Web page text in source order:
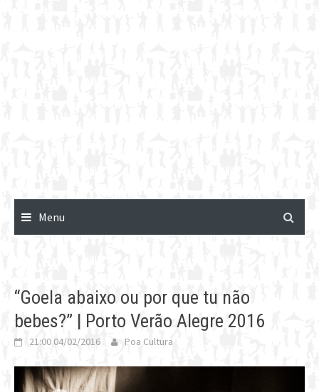
Menu
“Goela abaixo ou por que tu não
bebes?” | Porto Verão Alegre 2016
21:00 04/02/2016 Poa Cultura